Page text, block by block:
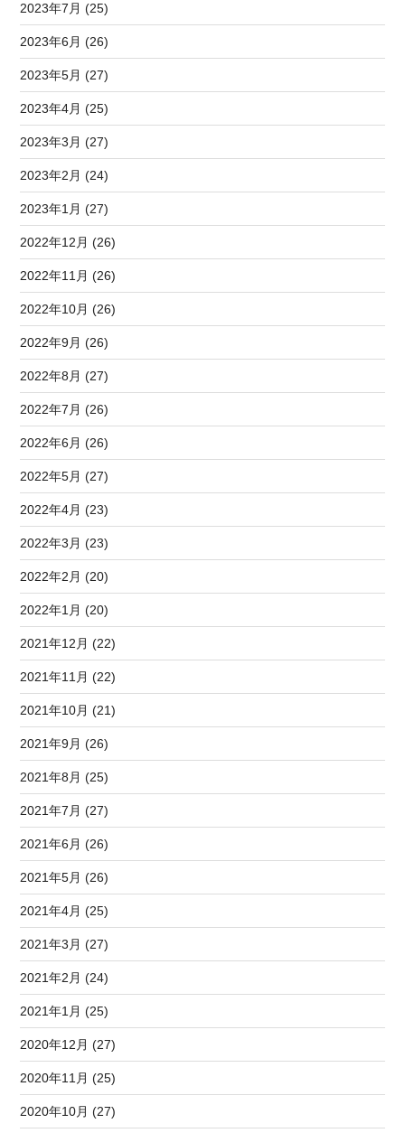
2023年7月 (25)
2023年6月 (26)
2023年5月 (27)
2023年4月 (25)
2023年3月 (27)
2023年2月 (24)
2023年1月 (27)
2022年12月 (26)
2022年11月 (26)
2022年10月 (26)
2022年9月 (26)
2022年8月 (27)
2022年7月 (26)
2022年6月 (26)
2022年5月 (27)
2022年4月 (23)
2022年3月 (23)
2022年2月 (20)
2022年1月 (20)
2021年12月 (22)
2021年11月 (22)
2021年10月 (21)
2021年9月 (26)
2021年8月 (25)
2021年7月 (27)
2021年6月 (26)
2021年5月 (26)
2021年4月 (25)
2021年3月 (27)
2021年2月 (24)
2021年1月 (25)
2020年12月 (27)
2020年11月 (25)
2020年10月 (27)